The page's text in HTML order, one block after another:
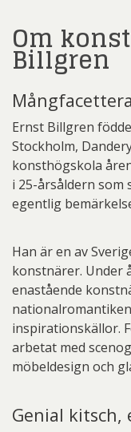
Om
Billgren
Ernst Billgren
Stockholm,
konsthögskola
i 25-årsåldern som
egentlig
Han är en av
konstnärer. Under
enastående
inspirationskällor.
arbetat med
möbeldesign och
Genial